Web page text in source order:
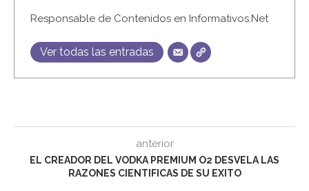
Responsable de Contenidos en Informativos.Net
Ver todas las entradas
anterior
EL CREADOR DEL VODKA PREMIUM O2 DESVELA LAS
RAZONES CIENTIFICAS DE SU EXITO